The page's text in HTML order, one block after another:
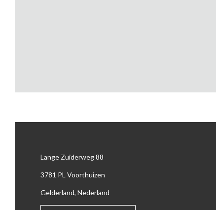
Lange Zuiderweg 88
3781 PL Voorthuizen
Gelderland, Nederland